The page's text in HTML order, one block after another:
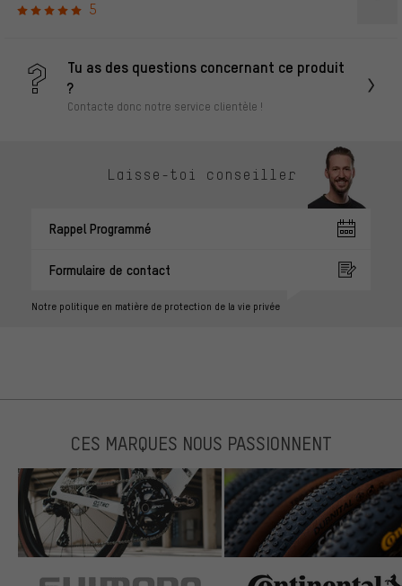
5
Tu as des questions concernant ce produit
?
Contacte donc notre service clientèle !
Laisse-toi conseiller
Rappel Programmé
Formulaire de contact
Notre politique en matière de protection de la vie privée
CES MARQUES NOUS PASSIONNENT